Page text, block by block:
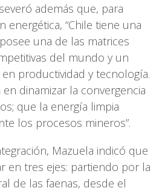
además que, para
energética, “Chile tiene una
una de las matrices
del mundo y un
productividad y tecnología.
dinamizar la convergencia
que la energía limpia
los procesos mineros”.
Mazuela indicó que
en tres ejes: partiendo por la
de las faenas, desde el